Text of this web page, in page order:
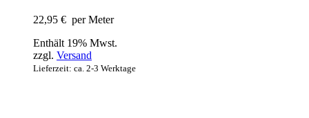
22,95 € per Meter
Enthält 19% Mwst.
zzgl. Versand
Lieferzeit: ca. 2-3 Werktage